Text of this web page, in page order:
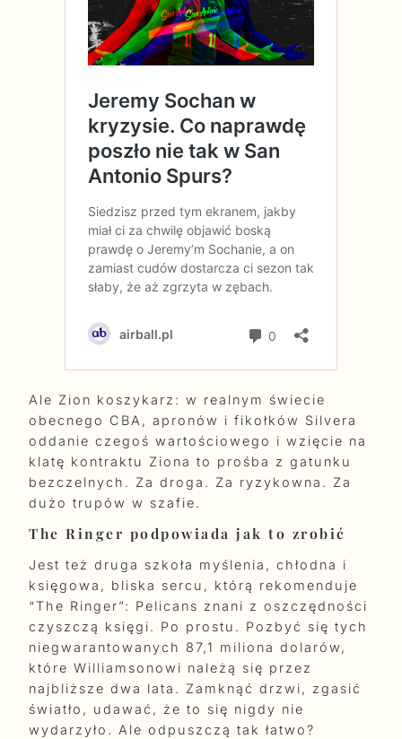
Ale Zion koszykarz: w realnym świecie
obecnego CBA, apronów i fikołków Silvera
oddanie czegoś wartościowego i wzięcie na
klatę kontraktu Ziona to prośba z gatunku
bezczelnych. Za droga. Za ryzykowna. Za
dużo trupów w szafie.
The Ringer podpowiada jak to zrobić
Jest też druga szkoła myślenia, chłodna i
księgowa, bliska sercu, którą rekomenduje
“The Ringer”: Pelicans znani z oszczędności
czyszczą księgi. Po prostu. Pozbyć się tych
niegwarantowanych 87,1 miliona dolarów,
które Williamsonowi należą się przez
najbliższe dwa lata. Zamknąć drzwi, zgasić
światło, udawać, że to się nigdy nie
wydarzyło. Ale odpuszczą tak łatwo?